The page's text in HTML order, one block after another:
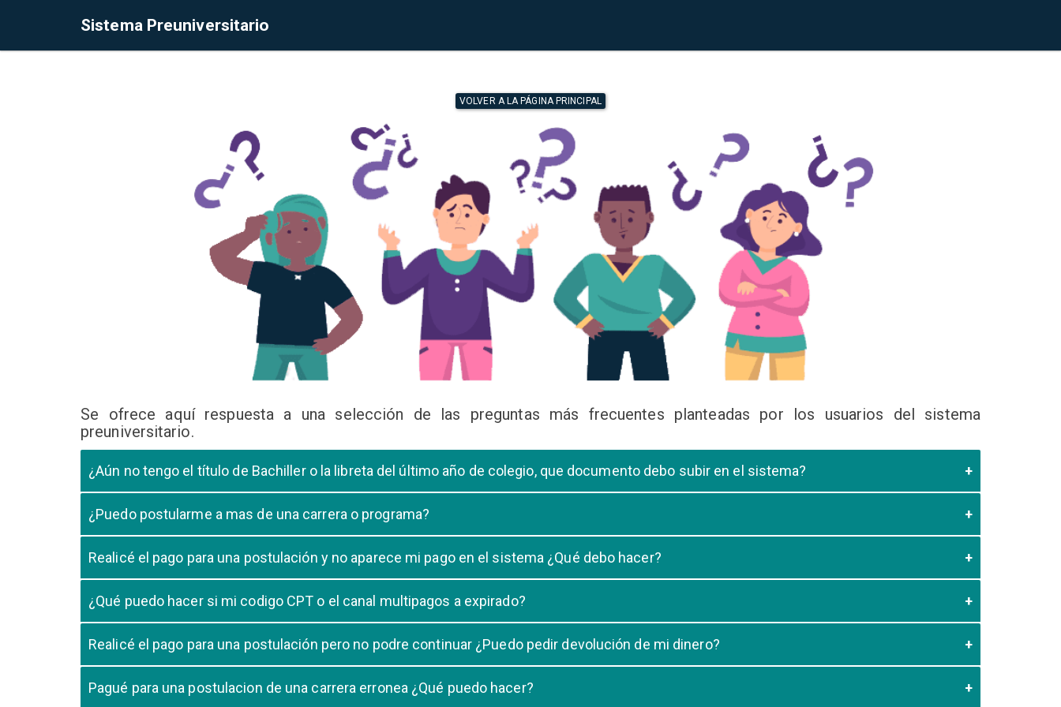
Sistema Preuniversitario
VOLVER A LA PÁGINA PRINCIPAL
Se ofrece aquí respuesta a una selección de las preguntas más frecuentes planteadas por los usuarios del sistema
preuniversitario.
¿Aún no tengo el título de Bachiller o la libreta del último año de colegio, que documento debo subir en el sistema?
cursando el ultimo año.
¿Puedo postularme a mas de una carrera o programa?
Realicé el pago para una postulación y no aparece mi pago en el sistema ¿Qué debo hacer?
pago, debe comunicarse con su unidad de admisión e indicar que no se registró su pago.
¿Qué puedo hacer si mi codigo CPT o el canal multipagos a expirado?
su postulación.
Realicé el pago para una postulación pero no podre continuar ¿Puedo pedir devolución de mi dinero?
Pagué para una postulacion de una carrera erronea ¿Qué puedo hacer?